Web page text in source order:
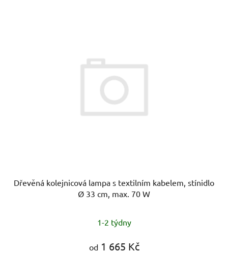
Dřevěná kolejnicová lampa s textilním kabelem, stínidlo
Ø 33 cm, max. 70 W
1-2 týdny
od1 665 Kč